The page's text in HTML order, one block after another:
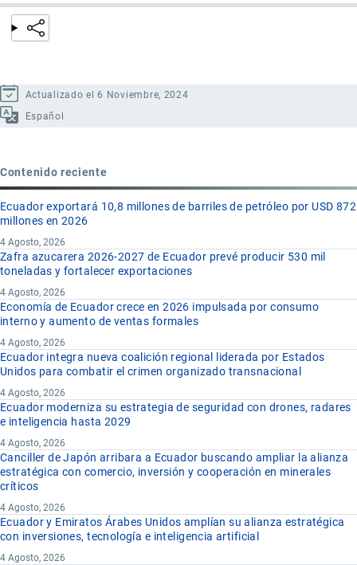
Actualizado el 6 Noviembre, 2024
Español
Contenido reciente
Ecuador exportará 10,8 millones de barriles de petróleo por USD 872
millones en 2026
4 Agosto, 2026
Zafra azucarera 2026-2027 de Ecuador prevé producir 530 mil
toneladas y fortalecer exportaciones
4 Agosto, 2026
Economía de Ecuador crece en 2026 impulsada por consumo
interno y aumento de ventas formales
4 Agosto, 2026
Ecuador integra nueva coalición regional liderada por Estados
Unidos para combatir el crimen organizado transnacional
4 Agosto, 2026
Ecuador moderniza su estrategia de seguridad con drones, radares
e inteligencia hasta 2029
4 Agosto, 2026
Canciller de Japón arribara a Ecuador buscando ampliar la alianza
estratégica con comercio, inversión y cooperación en minerales
críticos
4 Agosto, 2026
Ecuador y Emiratos Árabes Unidos amplían su alianza estratégica
con inversiones, tecnología e inteligencia artificial
4 Agosto, 2026